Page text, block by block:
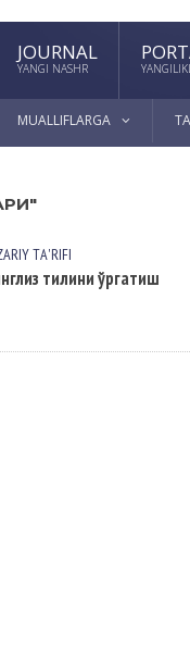
JOURNAL
YANGI NASHR
MUALLIFLARGA
TА'RIFI
тилини ўргатиш